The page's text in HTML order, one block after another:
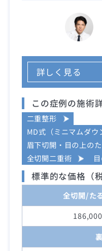
詳しく見る
この症例の施術
二重整形
MD式（ミニマムダウ
眉下切開・目の上の
全切開二重術
標準的な価格（税
全切開/た